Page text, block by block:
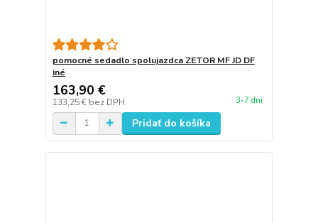
pomocné sedadlo spolujazdca ZETOR MF JD DF
iné
163,90 €
133,25 € bez DPH 3-7 dni
Pridať do košíka